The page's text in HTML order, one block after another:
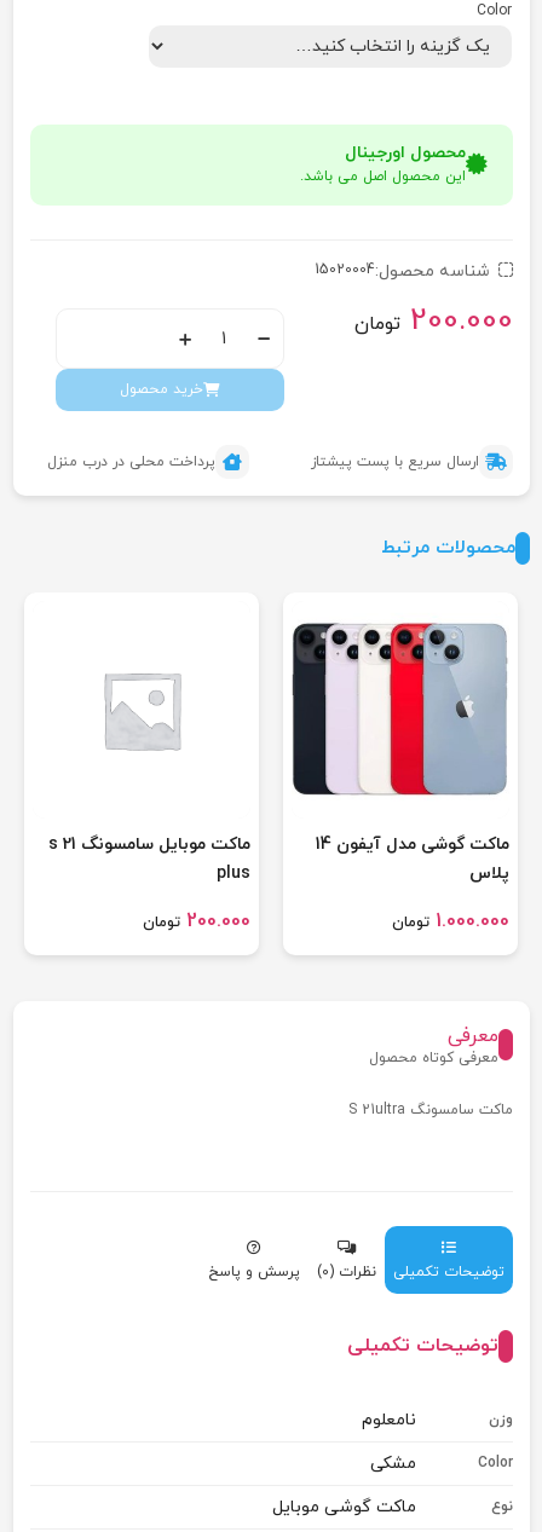
Color
محصول اورجینال
این محصول اصل می باشد.
شناسه محصول:15020004
تومان200.000
خرید محصول
ارسال سریع با پست پیشتاز پرداخت محلی در درب منزل
محصولات مرتبط
ماکت گوشی مدل آیفون 14
پلاس
تومان1.000.000
ماكت موبایل سامسونگ s 21
plus
تومان200.000
معرفی
معرفی کوتاه محصول
ماكت سامسونگ S 21ultra
توضیحات تکمیلی نظرات (0) پرسش و پاسخ
توضیحات تکمیلی
وزن نامعلوم
Color مشکی
نوع ماکت گوشی موبایل